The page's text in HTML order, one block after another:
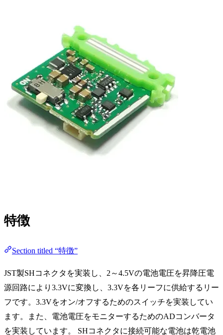
特徴
Section titled “特徴”
JST製SHコネクタを実装し、2～4.5Vの電池電圧を昇降圧電
源回路により3.3Vに変換し、3.3Vを各リーフに供給するリー
フです。3.3Vをオン/オフするためのスイッチを実装してい
ます。また、電池電圧をモニターするためのADコンバータ
を実装しています。 SHコネクタに接続可能な電池は乾電池